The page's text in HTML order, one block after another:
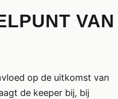
VAN
op de uitkomst van
de keeper bij, bij